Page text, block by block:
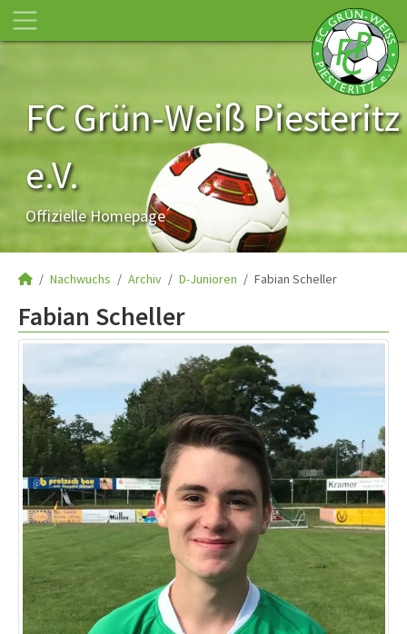
FC Grün-Weiß Piesteritz
e.V.
Offizielle Homepage
Nachwuchs Archiv D-Junioren Fabian Scheller
Fabian Scheller